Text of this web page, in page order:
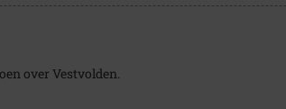
over Vestvolden.